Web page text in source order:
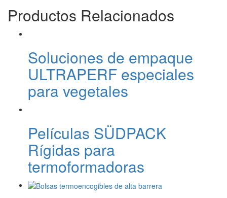
Productos Relacionados
Soluciones de empaque
ULTRAPERF especiales
para vegetales
Películas SÜDPACK
Rígidas para
termoformadoras